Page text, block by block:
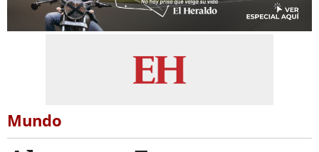
Mundo